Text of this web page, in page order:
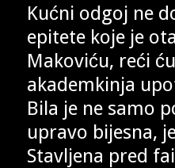
Kućni odgoj ne
epitete koje je
Makoviću, reći
akademkinja
Bila je ne samo
upravo bijesna,
Stavljena pred